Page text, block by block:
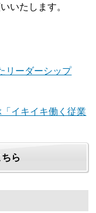
いたします。
リーダーシップ
イキイキ働く従業
ら